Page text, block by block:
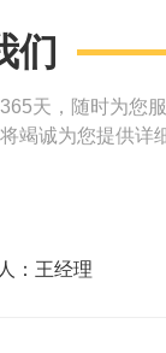
们
天，随时为您
竭诚为您提供详
：王经理